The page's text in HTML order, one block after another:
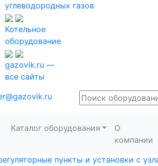
углеводородных газов
Котельное
оборудование
gazovik.ru —
все сайты
Каталог оборудования
О
компании
пункты и установки с